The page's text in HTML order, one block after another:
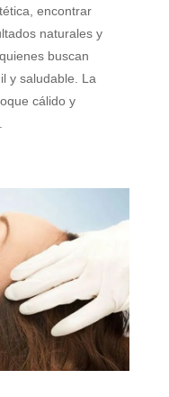
encontrar
naturales y
buscan
y saludable. La
cálido y